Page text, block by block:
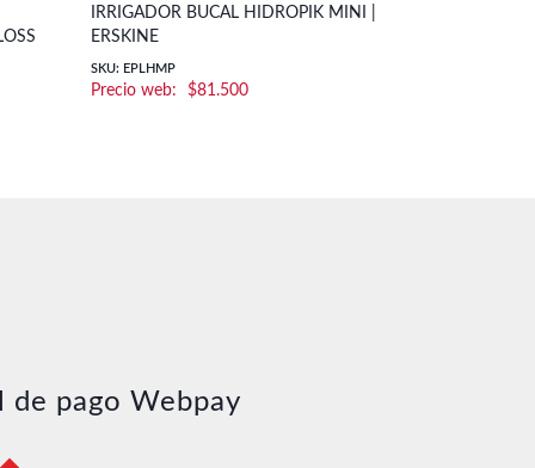
IRRIGADOR BUCAL HIDROPIK MINI |
ERSKINE
SKU: EPLHMP
$81.500
de pago Webpay